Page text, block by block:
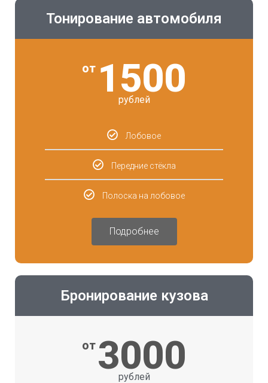
Тонирование автомобиля
от 1500
рублей
Лобовое
Передние стёкла
Полоска на лобовое
Подробнее
Бронирование кузова
от 3000
рублей